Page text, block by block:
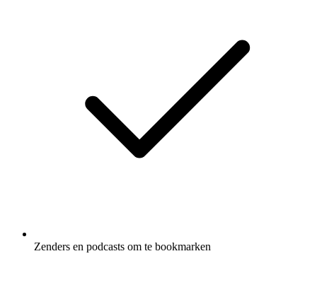
Zenders en podcasts om te bookmarken